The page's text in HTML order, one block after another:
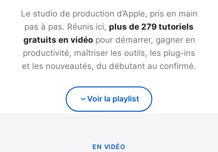
Le studio de production d’Apple, pris en main
pas à pas. Réunis ici, plus de 279 tutoriels
gratuits en vidéopour démarrer, gagner en
productivité, maîtriser les outils, les plug-ins
et les nouveautés, du débutant au confirmé.
Voir la playlist
EN VIDÉO